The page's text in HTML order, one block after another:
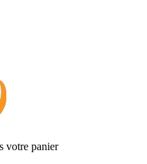
votre panier